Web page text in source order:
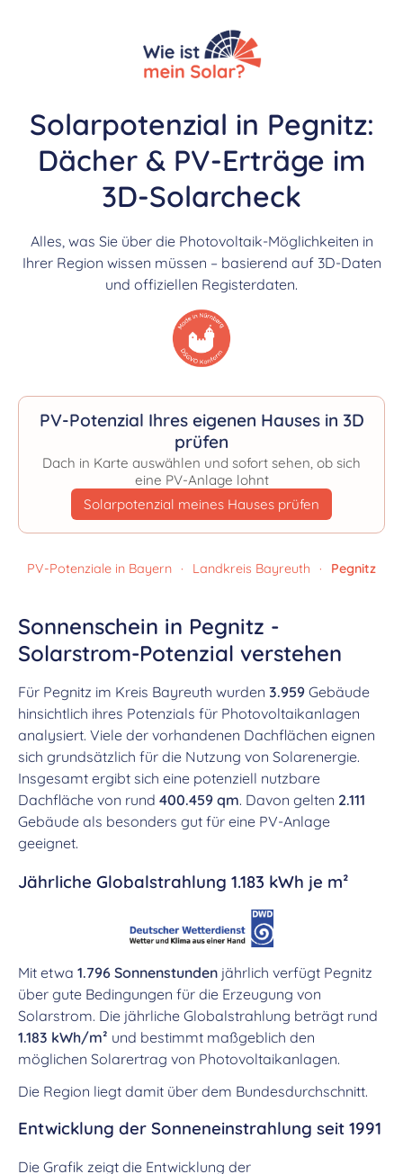
Solarpotenzial in Pegnitz:
Dächer & PV-Erträge im
3D-Solarcheck
Alles, was Sie über die Photovoltaik-Möglichkeiten in
Ihrer Region wissen müssen – basierend auf 3D-Daten
und offiziellen Registerdaten.
PV-Potenzial Ihres eigenen Hauses in 3D
prüfen
Dach in Karte auswählen und sofort sehen, ob sich
eine PV-Anlage lohnt
Solarpotenzial meines Hauses prüfen
PV-Potenziale in Bayern · Landkreis Bayreuth · Pegnitz
Sonnenschein in Pegnitz -
Solarstrom-Potenzial verstehen
Für Pegnitz im Kreis Bayreuth wurden 3.959 Gebäude
hinsichtlich ihres Potenzials für Photovoltaikanlagen
analysiert. Viele der vorhandenen Dachflächen eignen
sich grundsätzlich für die Nutzung von Solarenergie.
Insgesamt ergibt sich eine potenziell nutzbare
Dachfläche von rund 400.459 qm. Davon gelten 2.111
Gebäude als besonders gut für eine PV-Anlage
geeignet.
Jährliche Globalstrahlung 1.183 kWh je m²
Mit etwa 1.796 Sonnenstunden jährlich verfügt Pegnitz
über gute Bedingungen für die Erzeugung von
Solarstrom. Die jährliche Globalstrahlung beträgt rund
1.183 kWh/m² und bestimmt maßgeblich den
möglichen Solarertrag von Photovoltaikanlagen.
Die Region liegt damit über dem Bundesdurchschnitt.
Entwicklung der Sonneneinstrahlung seit 1991
Die Grafik zeigt die Entwicklung der